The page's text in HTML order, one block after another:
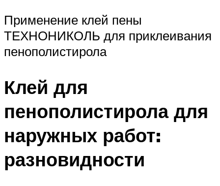
Применение клей пены
ТЕХНОНИКОЛЬ для приклеивания
пенополистирола
Клей для
пенополистирола для
наружных работ:
разновидности